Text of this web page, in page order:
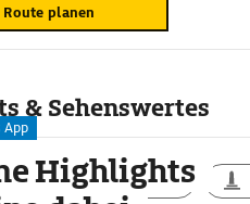
Route planen
& Sehenswertes
Landschaft
App
Highlights